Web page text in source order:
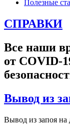
Полезные
СПРАВКИ
Все наши
от COVID-
Вывод из
Вывод из запоя на